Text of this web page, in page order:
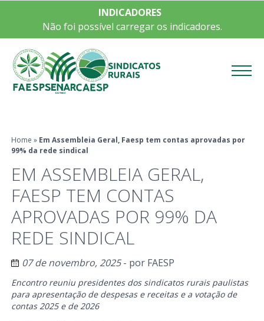
INDICADORES
Não foi possível carregar os indicadores.
Home » Em Assembleia Geral, Faesp tem contas aprovadas por
99% da rede sindical
EM ASSEMBLEIA GERAL,
FAESP TEM CONTAS
APROVADAS POR 99% DA
REDE SINDICAL
07 de novembro, 2025- por FAESP
Encontro reuniu presidentes dos sindicatos rurais paulistas
para apresentação de despesas e receitas e a votação de
contas 2025 e de 2026